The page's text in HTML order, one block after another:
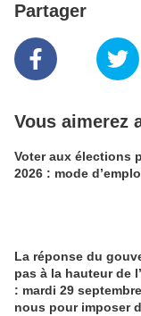
Partager
Vous aimerez
Voter aux élections
2026 : mode
La réponse du
pas à la hauteur de
: mardi 29
nous pour imposer